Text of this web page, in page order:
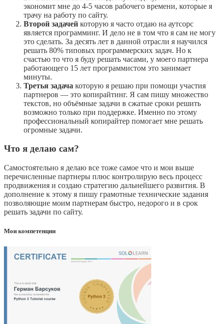
экономит мне до 4-5 часов рабочего времени, которые я
трачу на работу по сайту.
Второй задачей которую я часто отдаю на аутсорс
является программинг. И дело не в том что я сам не могу
это сделать. За десять лет в данной отрасли я научился
решать 80% типовых программерских задач. Но к
счастью то что я буду решать часами, у моего партнера
работающего 15 лет программистом это занимает
минуты.
Третья задача которую я решаю при помощи участия
партнеров — это копирайтинг. Я сам пишу множество
текстов, но объёмные задачи в сжатые сроки решить
возможно только при поддержке. Именно по этому
профессиональный копирайтер помогает мне решать
огромные задачи.
Что я делаю сам?
Самостоятельно я делаю все тоже самое что и мои выше
перечисленные партнеры плюс контролирую весь процесс
продвижения и создаю стратегию дальнейшего развития. В
дополнение к этому я пишу грамотные технические задания
позволяющие моим партнерам быстро, недорого и в срок
решать задачи по сайту.
Мои компетенции